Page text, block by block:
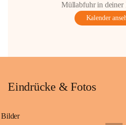
Müllabfuhr in deiner
Kalender
Eindrücke & Fotos
Bilder